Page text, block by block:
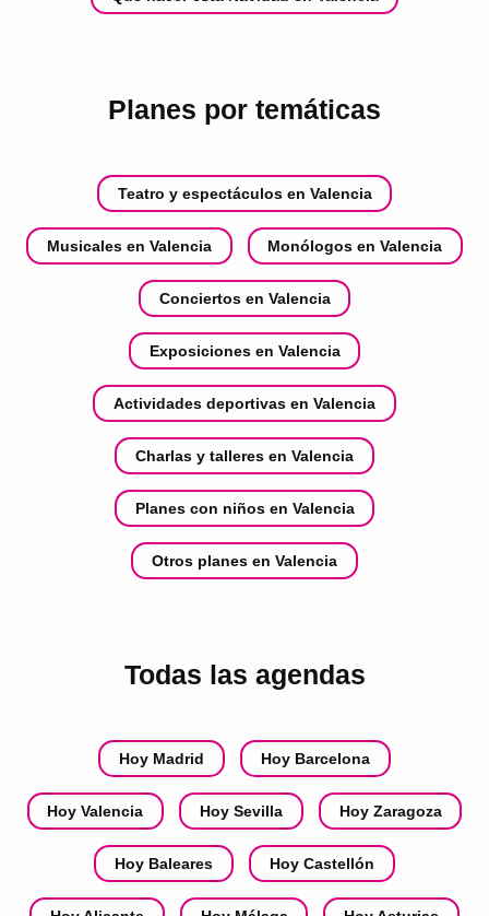
Planes por temáticas
Teatro y espectáculos en Valencia
Musicales en Valencia Monólogos en Valencia
Conciertos en Valencia
Exposiciones en Valencia
Actividades deportivas en Valencia
Charlas y talleres en Valencia
Planes con niños en Valencia
Otros planes en Valencia
Todas las agendas
Hoy Madrid Hoy Barcelona
Hoy Valencia Hoy Sevilla Hoy Zaragoza
Hoy Baleares Hoy Castellón